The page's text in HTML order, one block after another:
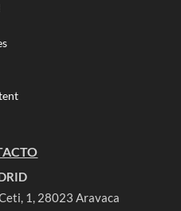
1, 28023 Aravaca